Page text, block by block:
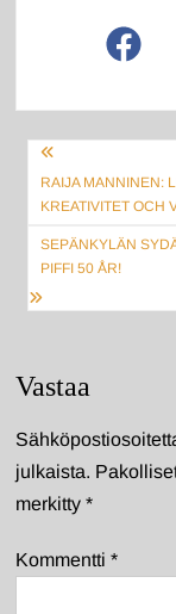
Artikkelien
selaus
RAIJA MANNINEN:
KREATIVITET OCH
SEPÄNKYLÄN
PIFFI 50 ÅR!
Vastaa
julkaista.
merkitty*
Kommentti*